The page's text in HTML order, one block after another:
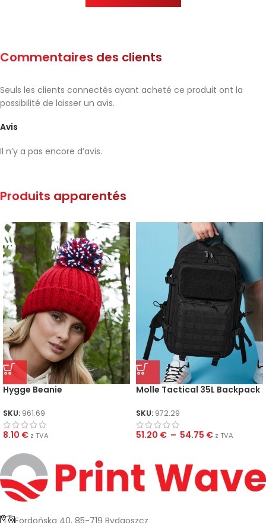
Commentaires des clients
Avis
Il n’y a pas encore d’avis.
Seuls les clients connectés ayant acheté ce produit ont la
possibilité de laisser un avis.
Produits apparentés
Hygge Beanie
SKU: 961.69
8.10 € z TVA
Molle Tactical 35L Backpack
SKU: 972.29
51.20 € – 54.75 € z TVA